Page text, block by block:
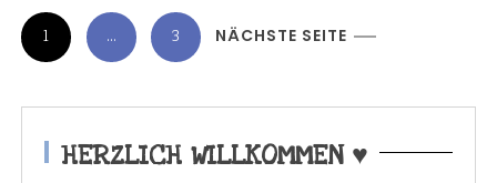
S
e 1 … 3 NÄCHSTE SEITE
HERZLICH WILLKOMMEN ♥